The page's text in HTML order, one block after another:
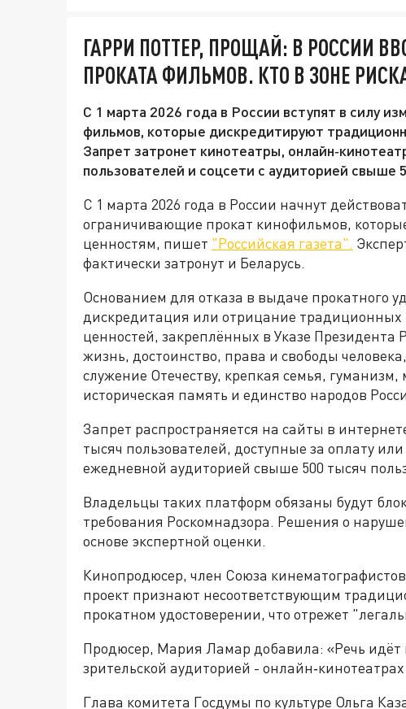
ГАРРИ ПОТТЕР, ПРОЩАЙ: В РОССИИ
ПРОКАТА ФИЛЬМОВ. КТО В ЗОНЕ
С 1 марта 2026 года в России вступят в силу
фильмов, которые дискредитируют
Запрет затронет кинотеатры,
пользователей и соцсети с аудиторией свыше
С 1 марта 2026 года в России начнут
ограничивающие прокат кинофильмов,
ценностям, пишет "Российская газета".
фактически затронут и Беларусь.
Основанием для отказа в выдаче прокатного
дискредитация или отрицание традиционных
ценностей, закреплённых в Указе Президента
жизнь, достоинство, права и свободы
служение Отечеству, крепкая семья,
историческая память и единство народов
Запрет распространяется на сайты в
тысяч пользователей, доступные за оплату
ежедневной аудиторией свыше 500 тысяч
Владельцы таких платформ обязаны будут
требования Роскомнадзора. Решения о
основе экспертной оценки.
Кинопродюсер, член Союза
проект признают несоответствующим
прокатном удостоверении, что отрежет
Продюсер, Мария Ламар добавила: «Речь идёт
зрительской аудиторией -
Глава комитета Госдумы по культуре Ольга